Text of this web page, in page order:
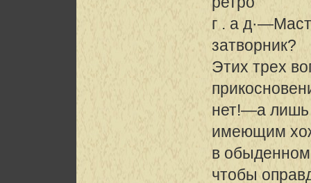
г . а
затворник?
Этих трех
нет!—а лишь
имеющим
в
чтобы